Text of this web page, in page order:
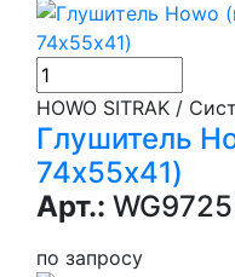
HOWO SITRAK /
Глушитель
74х55х41)
Арт.:
по запросу